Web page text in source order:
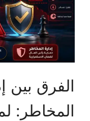
الفرق بين
المخاطر: